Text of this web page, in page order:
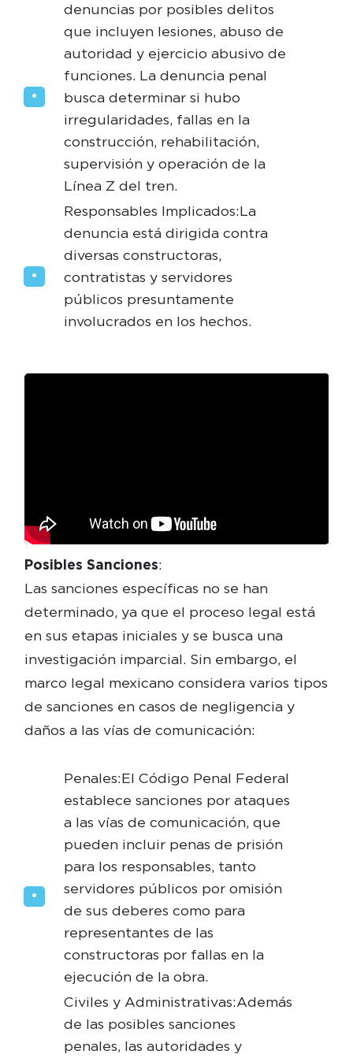
denuncias por posibles delitos
que incluyen lesiones, abuso de
autoridad y ejercicio abusivo de
funciones. La denuncia penal
busca determinar si hubo
irregularidades, fallas en la
construcción, rehabilitación,
supervisión y operación de la
Línea Z del tren.
Responsables Implicados: La
denuncia está dirigida contra
diversas constructoras,
contratistas y servidores
públicos presuntamente
involucrados en los hechos.
Posibles Sanciones:
Las sanciones específicas no se han
determinado, ya que el proceso legal está
en sus etapas iniciales y se busca una
investigación imparcial. Sin embargo, el
marco legal mexicano considera varios tipos
de sanciones en casos de negligencia y
daños a las vías de comunicación:
Penales: El Código Penal Federal
establece sanciones por ataques
a las vías de comunicación, que
pueden incluir penas de prisión
para los responsables, tanto
servidores públicos por omisión
de sus deberes como para
representantes de las
constructoras por fallas en la
ejecución de la obra.
Civiles y Administrativas: Además
de las posibles sanciones
penales, las autoridades y